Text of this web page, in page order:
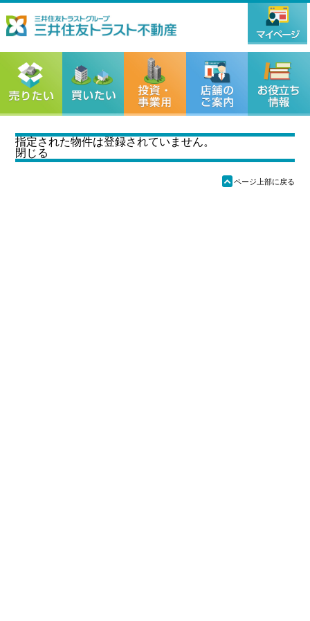
指定された物件は登録されていません。
閉じる
ü ページ上部に戻る